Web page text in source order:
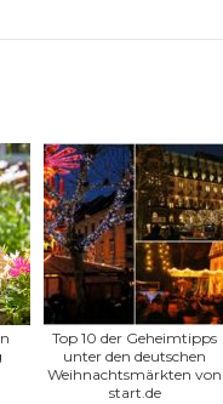
Top 10 der Geheimtipps
unter den deutschen
Weihnachtsmärkten von
start.de